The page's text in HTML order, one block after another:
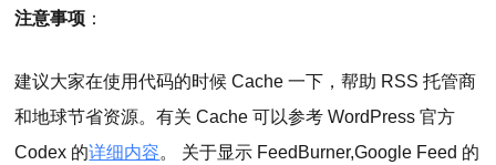
注意事项 ：
建议大家在使用代码的时候 Cache 一下，帮助 RSS 托管商
和地球节省资源。有关 Cache 可以参考 WordPress 官方
Codex 的详细内容。 关于显示 FeedBurner,Google Feed 的